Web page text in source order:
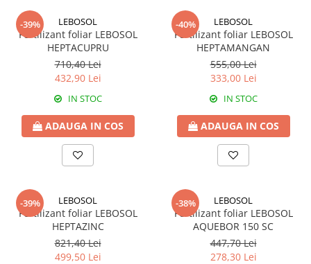
Erbicide
Fungicide
Insecticide
Biostimulatori
Fertilizanți foliari
CARTOF
Erbicide
Biostimulatori
Fertilizanți foliari
Fungicide
Insecticide
Biostimulatori
Fertilizanți foliari
Adjuvanți
CITRICE
Fertilizanți foliari
CONOPIDĂ
Insecticide
CUCURBITACEE
Fungicide
-39% LEBOSOL
Fertilizant foliar LEBOSOL
HEPTACUPRU
710,40 Lei
432,90 Lei
IN STOC
ADAUGA IN COS
-40% LEBOSOL
Fertilizant foliar LEBOSOL
HEPTAMANGAN
555,00 Lei
333,00 Lei
IN STOC
ADAUGA IN COS
-39% LEBOSOL
Fertilizant foliar LEBOSOL
HEPTAZINC
821,40 Lei
499,50 Lei
-38% LEBOSOL
Fertilizant foliar LEBOSOL
AQUEBOR 150 SC
447,70 Lei
278,30 Lei